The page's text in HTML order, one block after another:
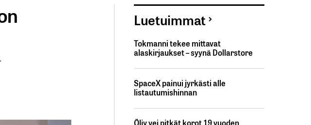
Luetuimmat
Tokmanni tekee mittavat
alaskirjaukset – syynä Dollarstore
SpaceX painui jyrkästi alle
listautumishinnan